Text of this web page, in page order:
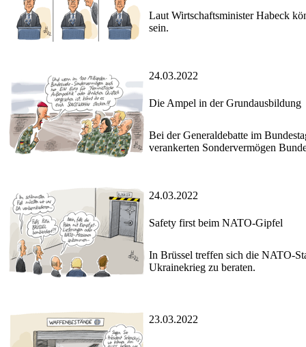
Laut Wirtschaftsminister Habeck
sein.
24.03.2022
Die Ampel in der Grundausbildung
Bei der Generaldebatte im
verankerten Sondervermögen
24.03.2022
Safety first beim NATO-Gipfel
In Brüssel treffen sich die NATO-
Ukrainekrieg zu beraten.
23.03.2022